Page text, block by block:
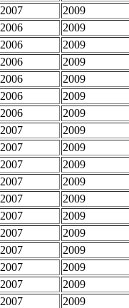
2007
2009
2006
2009
2006
2009
2006
2009
2006
2009
2006
2009
2006
2009
2007
2009
2007
2009
2007
2009
2007
2009
2007
2009
2007
2009
2007
2009
2007
2009
2007
2009
2007
2009
2007
2009